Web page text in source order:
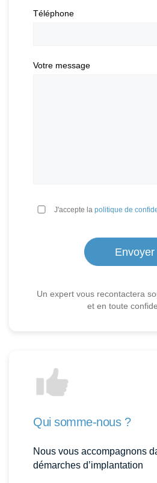
Téléphone
Votre message
J'accepte la politique de
Un expert vous recontactera
et en toute
Qui somme-nous ?
Nous vous accompagnons
démarches d’implantation